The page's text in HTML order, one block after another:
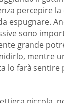
percepire la
espugnare.
sono
grande
mentre
lo farà sentire